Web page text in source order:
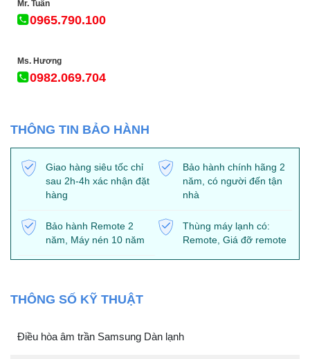
Mr. Tuấn
0965.790.100
Ms. Hương
0982.069.704
THÔNG TIN BẢO HÀNH
Giao hàng siêu tốc chỉ
sau 2h-4h xác nhận đặt
hàng
Bảo hành chính hãng 2
năm, có người đến tận
nhà
Bảo hành Remote 2
năm, Máy nén 10 năm
Thùng máy lạnh có:
Remote, Giá đỡ remote
THÔNG SỐ KỸ THUẬT
Điều hòa âm trần Samsung Dàn lạnh